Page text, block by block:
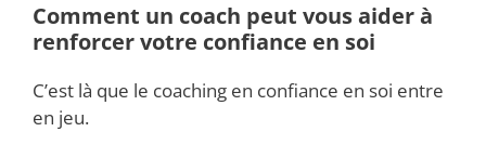
Comment un coach peut vous aider à
renforcer votre confiance en soi
C’est là que le coaching en confiance en soi entre
en jeu.